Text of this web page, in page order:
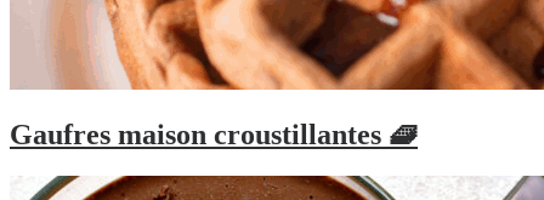
Gaufres maison croustillantes 🧇